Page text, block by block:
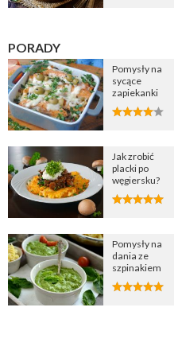
PORADY
Pomysły na
sycące
zapiekanki
Jak zrobić
placki po
węgiersku?
Pomysły na
dania ze
szpinakiem